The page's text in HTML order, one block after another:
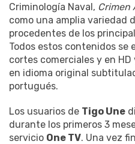
Criminología Naval, Crimen
como una amplia variedad
procedentes de los
Todos estos contenidos se
cortes comerciales y en
en idioma original
portugués.
Los usuarios de Tigo Une
durante los primeros 3
servicio One TV. Una vez